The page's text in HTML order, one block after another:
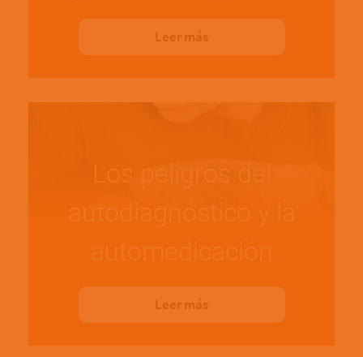
Leer más
Los peligros del
autodiagnóstico y la
automedicación
Leer más